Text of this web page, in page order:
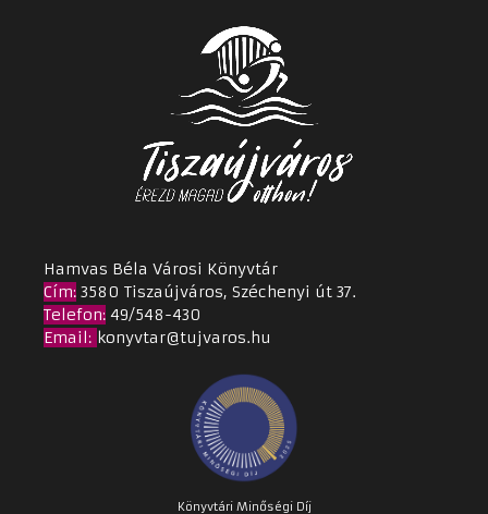
Hamvas Béla Városi Könyvtár
Cím: 3580 Tiszaújváros, Széchenyi út 37.
Telefon: 49/548-430
Email: konyvtar@tujvaros.hu
Könyvtári Minőségi Díj